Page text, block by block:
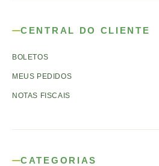
CENTRAL DO CLIENTE
BOLETOS
MEUS PEDIDOS
NOTAS FISCAIS
CATEGORIAS